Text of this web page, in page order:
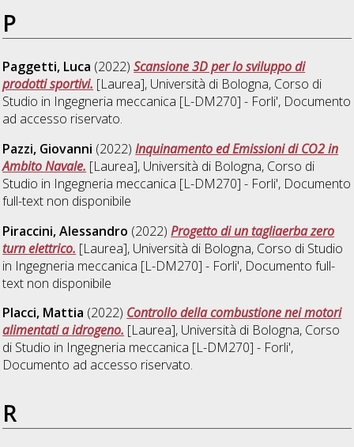
P
Paggetti, Luca (2022)Scansione 3D per lo sviluppo di
prodotti sportivi. [Laurea], Università di Bologna, Corso di
Studio in Ingegneria meccanica [L-DM270] - Forli', Documento
ad accesso riservato.
Pazzi, Giovanni (2022)Inquinamento ed Emissioni di CO2 in
Ambito Navale. [Laurea], Università di Bologna, Corso di
Studio in Ingegneria meccanica [L-DM270] - Forli', Documento
full-text non disponibile
Piraccini, Alessandro (2022)Progetto di un tagliaerba zero
turn elettrico. [Laurea], Università di Bologna, Corso di Studio
in Ingegneria meccanica [L-DM270] - Forli', Documento full-
text non disponibile
Placci, Mattia (2022) Controllo della combustione nei motori
alimentati a idrogeno. [Laurea], Università di Bologna, Corso
di Studio in Ingegneria meccanica [L-DM270] - Forli',
Documento ad accesso riservato.
R